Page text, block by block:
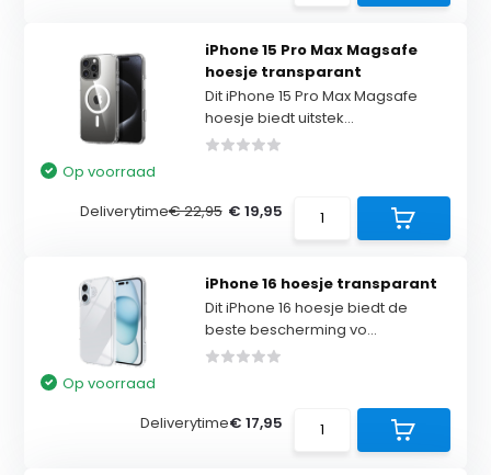
iPhone 15 Pro Max Magsafe
hoesje transparant
Dit iPhone 15 Pro Max Magsafe
hoesje biedt uitstek...
Op voorraad
Deliverytime€ 22,95 € 19,95
iPhone 16 hoesje transparant
Dit iPhone 16 hoesje biedt de
beste bescherming vo...
Op voorraad
Deliverytime€ 17,95